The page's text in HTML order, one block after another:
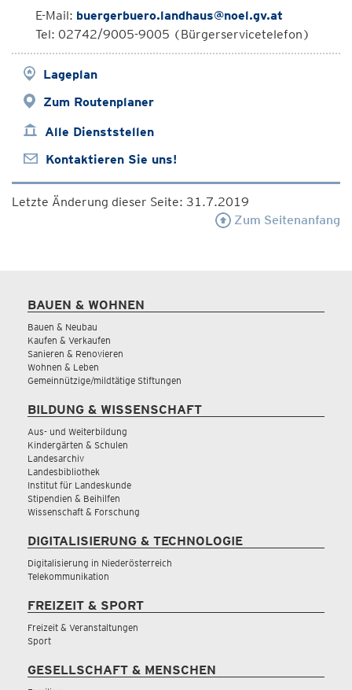
E-Mail: buergerbuero.landhaus@noel.gv.at
Tel: 02742/9005-9005 (Bürgerservicetelefon)
Lageplan
Zum Routenplaner
Alle Dienststellen
Kontaktieren Sie uns!
Letzte Änderung dieser Seite: 31.7.2019
Zum Seitenanfang
BAUEN & WOHNEN
Bauen & Neubau
Kaufen & Verkaufen
Sanieren & Renovieren
Wohnen & Leben
Gemeinnützige/mildtätige Stiftungen
BILDUNG & WISSENSCHAFT
Aus- und Weiterbildung
Kindergärten & Schulen
Landesarchiv
Landesbibliothek
Institut für Landeskunde
Stipendien & Beihilfen
Wissenschaft & Forschung
DIGITALISIERUNG & TECHNOLOGIE
Digitalisierung in Niederösterreich
Telekommunikation
FREIZEIT & SPORT
Freizeit & Veranstaltungen
Sport
GESELLSCHAFT & MENSCHEN